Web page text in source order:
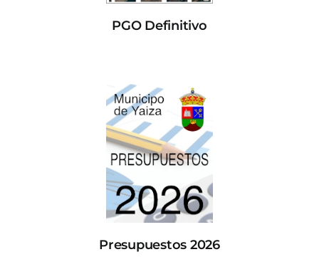
PGO Definitivo
Presupuestos 2026